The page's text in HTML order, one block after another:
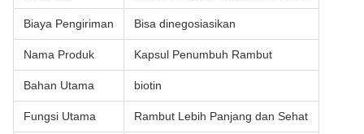
Biaya Pengiriman Bisa dinegosiasikan
Nama Produk Kapsul Penumbuh Rambut
Bahan Utama biotin
Fungsi Utama Rambut Lebih Panjang dan Sehat